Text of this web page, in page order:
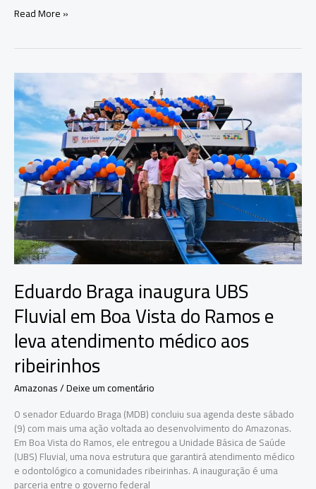
Omar
Amazon
Barber
e
destaca
empreendedorismo
em
Manaus
Read More »
Eduardo Braga inaugura UBS
Fluvial em Boa Vista do Ramos e
leva atendimento médico aos
ribeirinhos
Amazonas/Deixe um comentário
O senador Eduardo Braga (MDB) concluiu sua agenda deste sábado
(9) com mais uma ação voltada ao desenvolvimento do Amazonas.
Em Boa Vista do Ramos, ele entregou a Unidade Básica de Saúde
(UBS) Fluvial, uma nova estrutura que garantirá atendimento médico
e odontológico a comunidades ribeirinhas. A inauguração é uma
parceria entre o governo federal